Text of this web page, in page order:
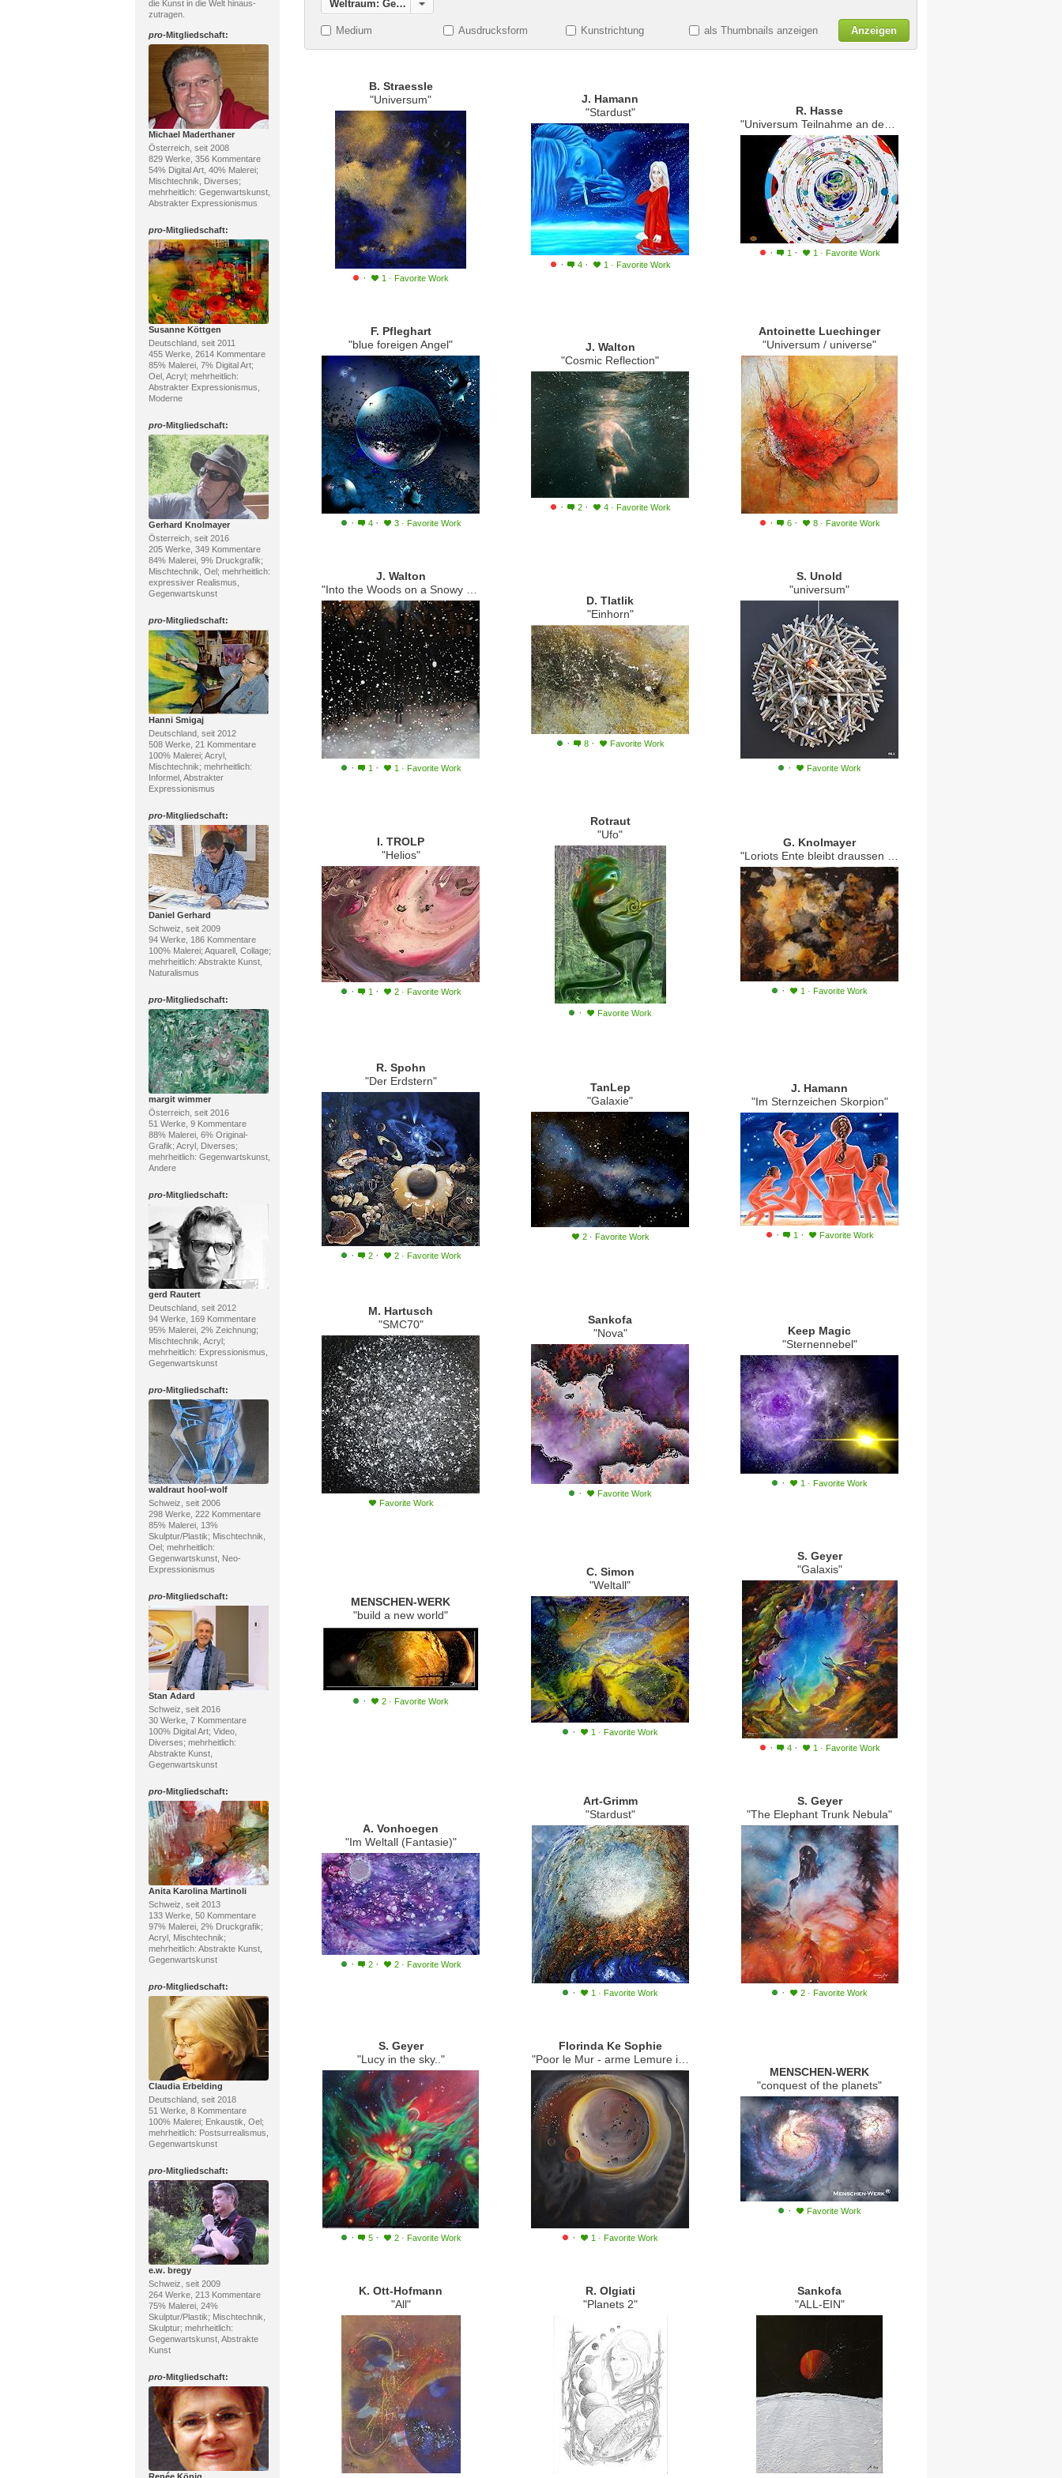
die Kunst in die Welt hinaus-
zutragen.
pro-Mitgliedschaft:
Michael Maderthaner
Österreich, seit 2008
829 Werke, 356 Kommentare
54% Digital Art, 40% Malerei;
Mischtechnik, Diverses;
mehrheitlich: Gegenwartskunst,
Abstrakter Expressionismus
pro-Mitgliedschaft:
Susanne Köttgen
Deutschland, seit 2011
455 Werke, 2614 Kommentare
85% Malerei, 7% Digital Art;
Oel, Acryl; mehrheitlich:
Abstrakter Expressionismus,
Moderne
pro-Mitgliedschaft:
Gerhard Knolmayer
Österreich, seit 2016
205 Werke, 349 Kommentare
84% Malerei, 9% Druckgrafik;
Mischtechnik, Oel; mehrheitlich:
expressiver Realismus,
Gegenwartskunst
pro-Mitgliedschaft:
Hanni Smigaj
Deutschland, seit 2012
508 Werke, 21 Kommentare
100% Malerei; Acryl,
Mischtechnik; mehrheitlich:
Informel, Abstrakter
Expressionismus
pro-Mitgliedschaft:
Daniel Gerhard
Schweiz, seit 2009
94 Werke, 186 Kommentare
100% Malerei; Aquarell, Collage;
mehrheitlich: Abstrakte Kunst,
Naturalismus
pro-Mitgliedschaft:
margit wimmer
Österreich, seit 2016
51 Werke, 9 Kommentare
88% Malerei, 6% Original-
Grafik; Acryl, Diverses;
mehrheitlich: Gegenwartskunst,
Andere
pro-Mitgliedschaft:
gerd Rautert
Deutschland, seit 2012
94 Werke, 169 Kommentare
95% Malerei, 2% Zeichnung;
Mischtechnik, Acryl;
mehrheitlich: Expressionismus,
Gegenwartskunst
pro-Mitgliedschaft:
waldraut hool-wolf
Schweiz, seit 2006
298 Werke, 222 Kommentare
85% Malerei, 13%
Skulptur/Plastik; Mischtechnik,
Oel; mehrheitlich:
Gegenwartskunst, Neo-
Expressionismus
pro-Mitgliedschaft:
Stan Adard
Schweiz, seit 2016
30 Werke, 7 Kommentare
100% Digital Art; Video,
Diverses; mehrheitlich:
Abstrakte Kunst,
Gegenwartskunst
pro-Mitgliedschaft:
Anita Karolina Martinoli
Schweiz, seit 2013
133 Werke, 50 Kommentare
97% Malerei, 2% Druckgrafik;
Acryl, Mischtechnik;
mehrheitlich: Abstrakte Kunst,
Gegenwartskunst
pro-Mitgliedschaft:
Claudia Erbelding
Deutschland, seit 2018
51 Werke, 8 Kommentare
100% Malerei; Enkaustik, Oel;
mehrheitlich: Postsurrealismus,
Gegenwartskunst
pro-Mitgliedschaft:
e.w. bregy
Schweiz, seit 2009
264 Werke, 213 Kommentare
75% Malerei, 24%
Skulptur/Plastik; Mischtechnik,
Skulptur; mehrheitlich:
Gegenwartskunst, Abstrakte
Kunst
pro-Mitgliedschaft:
Anzeigen
Weltraum: Gestirne
Medium Ausdrucksform Kunstrichtung als Thumbnails anzeigen
B. Straessle
"Universum"
· 1 · Favorite Work
J. Hamann
"Stardust"
· 4 · 1 · Favorite Work
R. Hasse
"Universum Teilnahme an der V. Internationale Biennale Hamburg"
· 1 · 1 · Favorite Work
F. Pfleghart
"blue foreigen Angel"
· 4 · 3 · Favorite Work
J. Walton
"Cosmic Reflection"
· 2 · 4 · Favorite Work
Antoinette Luechinger
"Universum / universe"
· 6 · 8 · Favorite Work
J. Walton
"Into the Woods on a Snowy Night"
· 1 · 1 · Favorite Work
D. Tlatlik
"Einhorn"
· 8 · Favorite Work
S. Unold
"universum"
· Favorite Work
I. TROLP
"Helios"
· 1 · 2 · Favorite Work
Rotraut
"Ufo"
· Favorite Work
G. Knolmayer
"Loriots Ente bleibt draussen im Tarantelnebel"
· 1 · Favorite Work
R. Spohn
"Der Erdstern"
· 2 · 2 · Favorite Work
TanLep
"Galaxie"
2 · Favorite Work
J. Hamann
"Im Sternzeichen Skorpion"
· 1 · Favorite Work
M. Hartusch
"SMC70"
Favorite Work
Sankofa
"Nova"
· Favorite Work
Keep Magic
"Sternennebel"
· 1 · Favorite Work
MENSCHEN-WERK
"build a new world"
· 2 · Favorite Work
C. Simon
"Weltall"
· 1 · Favorite Work
S. Geyer
"Galaxis"
· 4 · 1 · Favorite Work
A. Vonhoegen
"Im Weltall (Fantasie)"
· 2 · 2 · Favorite Work
Art-Grimm
"Stardust"
· 1 · Favorite Work
S. Geyer
"The Elephant Trunk Nebula"
· 2 · Favorite Work
S. Geyer
"Lucy in the sky.."
· 5 · 2 · Favorite Work
Florinda Ke Sophie
"Poor le Mur - arme Lemure in Graz"
· 1 · Favorite Work
MENSCHEN-WERK
"conquest of the planets"
· Favorite Work
K. Ott-Hofmann
"All"
R. Olgiati
"Planets 2"
Sankofa
"ALL-EIN"